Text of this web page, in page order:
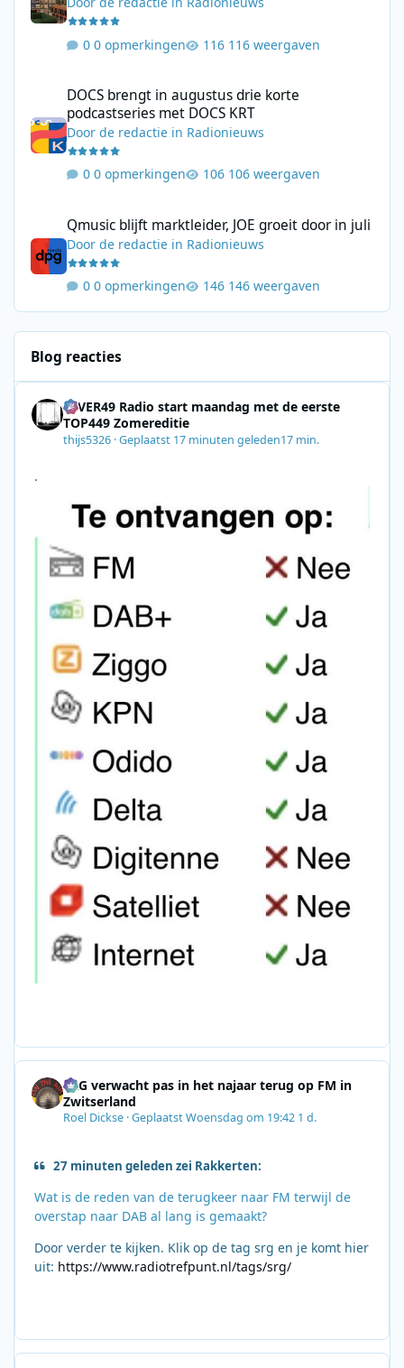
0 opmerkingen 116 weergaven
DOCS brengt in augustus drie korte
podcastseries met DOCS KRT
Doorde redactie in Radionieuws
0 opmerkingen 106 weergaven
Qmusic blijft marktleider, JOE groeit door in juli
Doorde redactie in Radionieuws
0 opmerkingen 146 weergaven
Blog reacties
4EVER49 Radio start maandag met de eerste
TOP449 Zomereditie
thijs5326 ·Geplaatst 17 minuten geleden17 min.
.
SRG verwacht pas in het najaar terug op FM in
Zwitserland
Roel Dickse ·GeplaatstWoensdag om 19:42 1 d.
27 minuten geleden zei Rakkerten:
Wat is de reden van de terugkeer naar FM terwijl de
overstap naar DAB al lang is gemaakt?
Door verder te kijken. Klik op de tag srg en je komt hier
uit: https://www.radiotrefpunt.nl/tags/srg/